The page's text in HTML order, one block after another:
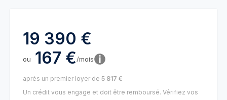
19 390 €
ou 167 €/mois
après un premier loyer de 5 817 €
Un crédit vous engage et doit être remboursé. Vérifiez vos